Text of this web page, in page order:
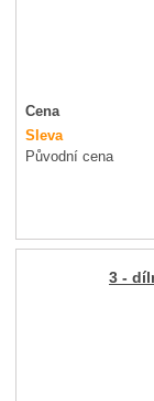
Cena
Sleva
Původní cena
3 -